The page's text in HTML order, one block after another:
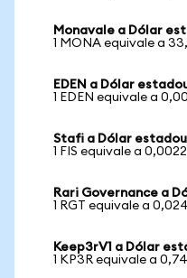
Monavale a Dólar
1 MONA equivale a
EDEN a Dólar
1 EDEN equivale a
Stafi a Dólar
1 FIS equivale a
Rari Governance a
1 RGT equivale a
Keep3rV1 a Dólar
1 KP3R equivale a